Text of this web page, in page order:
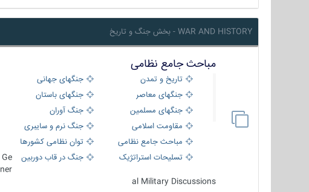
WAR AND HISTORY - بخش جنگ و تاریخ
مباحث جامع نظامی
تاریخ و تمدن
جنگهای جهانی
جنگهای معاصر
جنگهای باستان
جنگهای مسلمین
جنگ آوران
مقاومت اسلامی
جنگ نرم و سایبری
مباحث جامع نظامی
توان نظامی کشورها
تسلیحات استراتژیک
جنگ در قاب دوربین
Ge
ner
al Military Discussions